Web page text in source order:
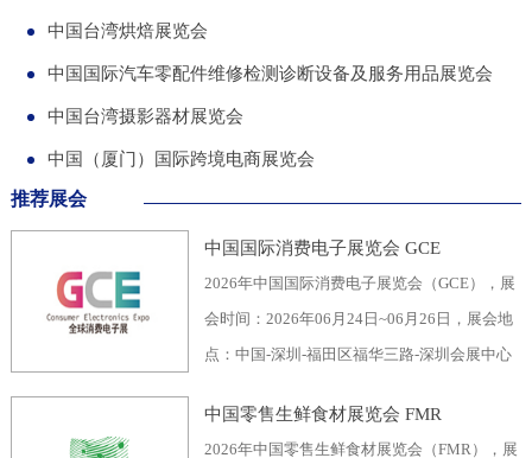
中国台湾烘焙展览会
中国国际汽车零配件维修检测诊断设备及服务用品展览会
中国台湾摄影器材展览会
中国（厦门）国际跨境电商展览会
推荐展会
中国国际消费电子展览会 GCE
2026年中国国际消费电子展览会（GCE），展
会时间：2026年06月24日~06月26日，展会地
点：中国-深圳-福田区福华三路-深圳会展中心
深圳振华展览有限公司，举办周期：一年一
中国零售生鲜食材展览会 FMR
2026年中国零售生鲜食材展览会（FMR），展